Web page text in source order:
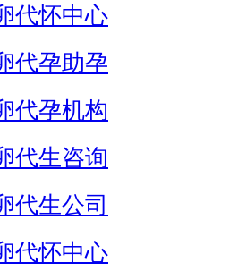
代怀中心
代孕助孕
代孕机构
代生咨询
代生公司
代怀中心